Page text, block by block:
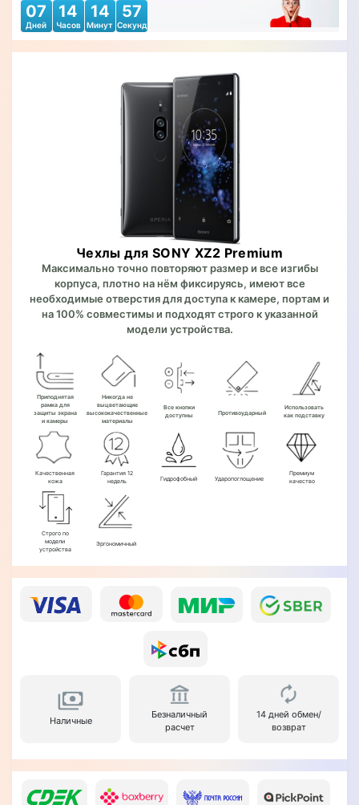
07
Дней
14
Часов
14
Минут
55
Секунд
Чехлы для SONY XZ2 Premium
Максимально точно повторяют размер и все изгибы
корпуса, плотно на нём фиксируясь, имеют все
необходимые отверстия для доступа к камере, портам и
на 100% совместимы и подходят строго к указанной
модели устройства.
Приподнятая
рамка для
защиты экрана
и камеры
Никогда не
выцветающие
высококачественные
материалы
Все кнопки
доступны
Противоударный
Использовать
как подставку
Качественная
кожа
Гарантия 12
недель
Гидрофобный Ударопоглощение
Премиум
качество
Строго по
модели
устройства
Эргономичный
Наличные
Безналичный
расчет
14 дней обмен/
возврат